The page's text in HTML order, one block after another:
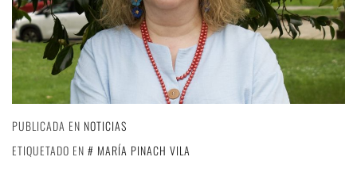
PUBLICADA EN NOTICIAS
ETIQUETADO EN
MARÍA PINACH VILA